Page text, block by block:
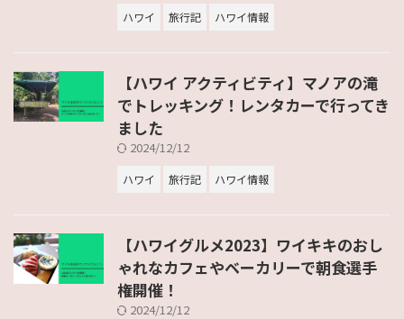
ハワイ 旅行記 ハワイ情報
【ハワイ アクティビティ】マノアの滝
でトレッキング！レンタカーで行ってき
ました
2024/12/12
ハワイ 旅行記 ハワイ情報
【ハワイグルメ2023】ワイキキのおし
ゃれなカフェやベーカリーで朝食選手
権開催！
2024/12/12